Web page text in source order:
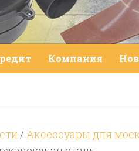
Компания
/ Аксессуары для